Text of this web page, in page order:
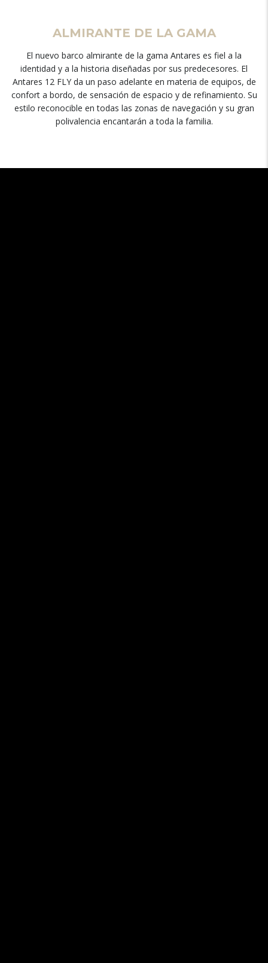
ALMIRANTE DE LA GAMA
El nuevo barco almirante de la gama Antares es fiel a la
identidad y a la historia diseñadas por sus predecesores. El
Antares 12 FLY da un paso adelante en materia de equipos, de
confort a bordo, de sensación de espacio y de refinamiento. Su
estilo reconocible en todas las zonas de navegación y su gran
polivalencia encantarán a toda la familia.